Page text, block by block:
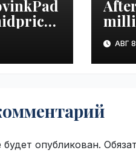
| АВГ
опубликован.